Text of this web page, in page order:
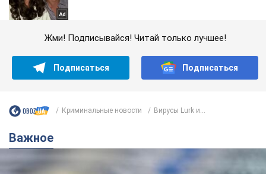
Жми! Подписывайся! Читай только лучшее!
Подписаться Подписаться
Криминальные новости Вирусы Lurk и...
Важное